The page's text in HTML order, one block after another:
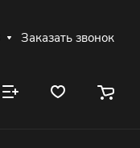
Заказать звонок